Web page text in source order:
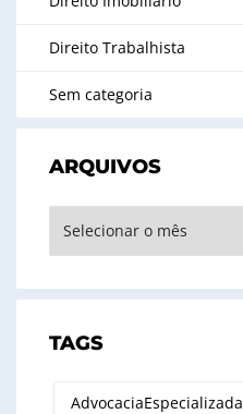
Direito Trabalhista
Sem categoria
ARQUIVOS
TAGS
AdvocaciaEspecializada